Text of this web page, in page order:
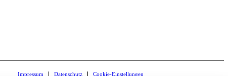
Impressum Datenschutz Cookie-Einstellungen